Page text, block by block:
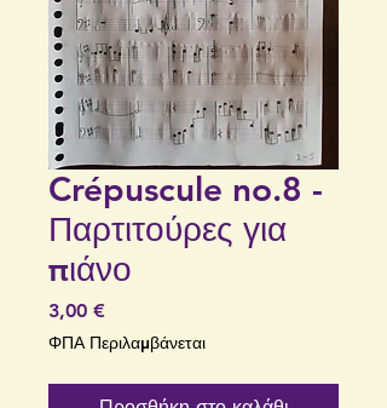
Crépuscule no.8 -
Παρτιτούρες για
πιάνο
3,00 €
ΦΠΑ Περιλαμβάνεται